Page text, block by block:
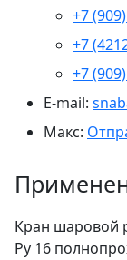
+7
+7
+7
E-mail:
Макс:
Кран шаровой
Ру 16